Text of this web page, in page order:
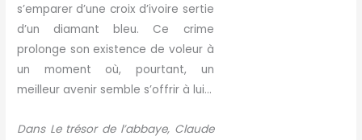
s’emparer d’une croix d’ivoire sertie
d’un diamant bleu. Ce crime
prolonge son existence de voleur à
un moment où, pourtant, un
meilleur avenir semble s’offrir à lui…
Dans Le trésor de l’abbaye, Claude